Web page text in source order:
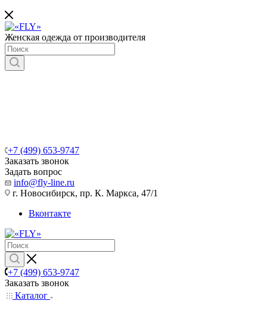
Женская одежда от производителя
+7 (499) 653-9747
Заказать звонок
Задать вопрос
info@fly-line.ru
г. Новосибирск, пр. К. Маркса, 47/1
Вконтакте
+7 (499) 653-9747
Заказать звонок
Каталог